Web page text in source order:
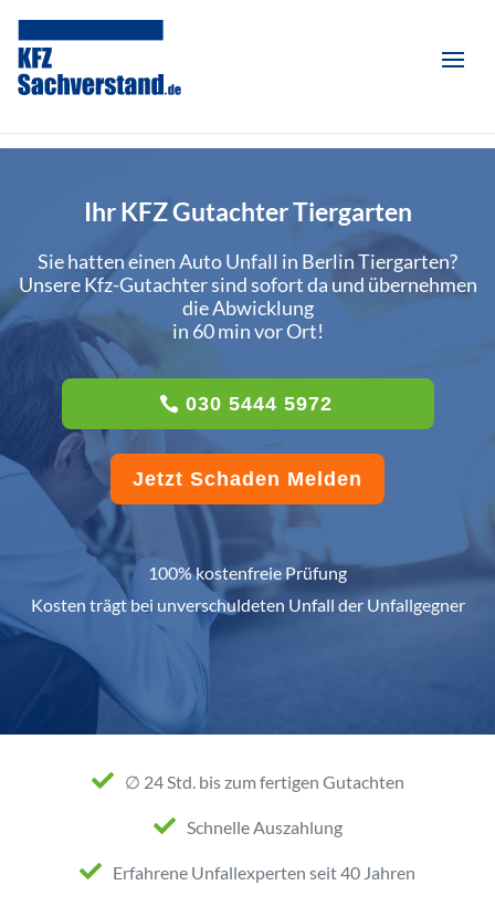
Ihr KFZ Gutachter Tiergarten
Sie hatten einen Auto Unfall in Berlin Tiergarten?
Unsere Kfz-Gutachter sind sofort da und übernehmen
die Abwicklung
in 60 min vor Ort!
030 5444 5972
Jetzt Schaden Melden
100% kostenfreie Prüfung
Kosten trägt bei unverschuldeten Unfall der Unfallgegner
∅ 24 Std. bis zum fertigen Gutachten
Schnelle Auszahlung
Erfahrene Unfallexperten seit 40 Jahren